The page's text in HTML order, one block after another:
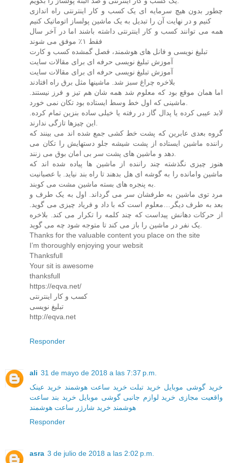
چطور بدون هیچ سرمایه ای یک کسب و کار اینترنتی راه اندازی
کنیم و در نهایت آن را تبدیل به یک ماشین پولساز اتوماتیک کنیم
همه می توانند کسب و کار اینترنتی داشته باشند اما در آخر سال
فقط ۱٪ موفق می شوند
تبلیغ نویسی و فانل های هوشمند، فصل گمشده کسب و کارت
آموزش تبلیغ نویسی حرفه ای برای مقالات سایت
آموزش تبلیغ نویسی حرفه ای برای مقالات سایت
بلاخره چراغ سبز شد. ماشینها مثل برق راه افتادند
اما همان موقع بود که معلوم شد همه شان هم تیز و فرز نیستند.
ماشینی که اول خط وسط ایستاده بود تکان نمی خورد.
لابد عیبی کرده یا پدال گاز در رفته یا خیلی ساده بنزین تمام کرده.
این چیزها تازگی ندارند.
گروه بعدی عابرین که پشت خط کشی جمع شده اند می بینند که
راننده ماشین ایستاده از پشت شیشه جلو دستهایش را تکان می
دهد و ماشین های پشت سر بی امان بوق می زنند.
هنوز چیزی نگذشته چند راننده از ماشین ها پیاده شده اند که
ماشین وامانده را به گوشه ای هل بدهند تا راه بند نیاید. با عصبانیت
به پنجره های بسته ماشین مشت می کوبند.
مرد توی ماشین به طرفشان سر می گرداند. اول به یک طرف و
بعد به طرف دیگر…معلوم است که با داد و فریاد چیزی می گوید.
از حرکات دهانش پیداست که چند کلمه را تکرار می کند. بلاخره
یک نفر در ماشین را باز می کند تا متوجه شود چه می گوید.
Thanks for the valuable content you place on the site
I’m thoroughly enjoying your websit
Thanksfull
Your sit is awesome
thanksfull
https://eqva.net/
کسب و کار اینترنتی
تبلیغ نویسی
http://eqva.net
Responder
ali 31 de mayo de 2018 a las 7:37 p.m.
خرید گوشی موبایل خرید تبلت خرید ساعت هوشمند خرید عینک
واقعیت مجازی خرید لوازم جانبی گوشی موبایل خرید بند ساعت
هوشمند خرید شارژر ساعت هوشمند
Responder
asra 3 de julio de 2018 a las 2:02 p.m.